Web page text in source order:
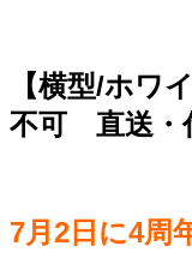
【横型/ホ
不可 直送・
7月2日に4周